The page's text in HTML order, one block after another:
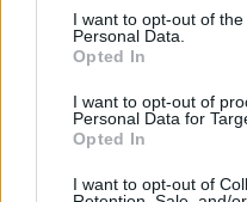
I want to opt-out of
Personal Data.
Opted In
I want to opt-out of
Personal Data for
Opted In
I want to opt-out of
01.02.18. 21:03
Evo koju boju ne
sastanku jer
partnere
Saznaj više